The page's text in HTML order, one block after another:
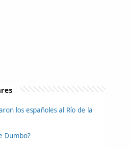
los españoles al Río de la
Dumbo?